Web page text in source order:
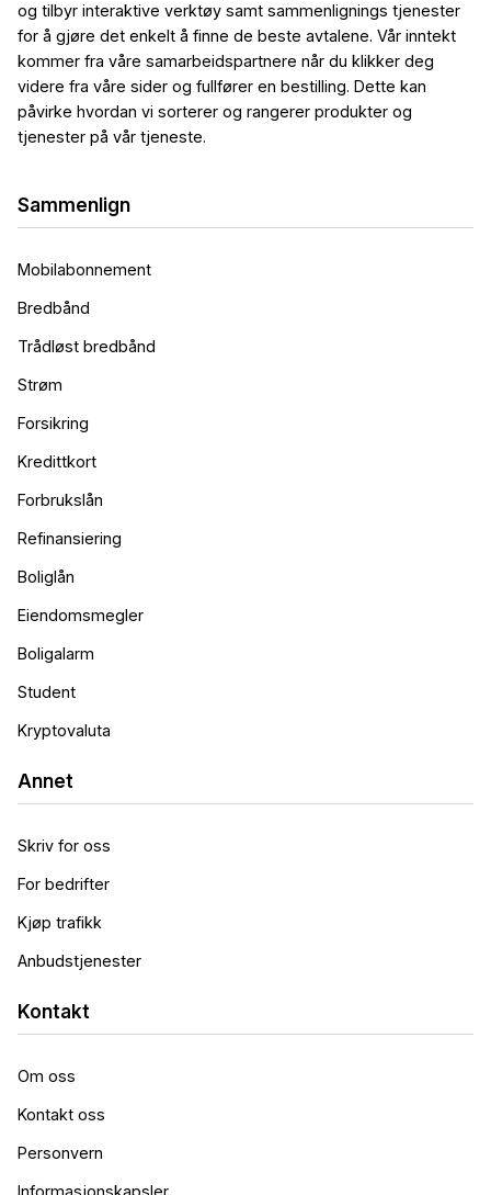
Boliglån Ung Medlem
4.82%
eff.rente
og tilbyr interaktive verktøy samt sammenlignings tjenester
for å gjøre det enkelt å finne de beste avtalene. Vår inntekt
kommer fra våre samarbeidspartnere når du klikker deg
videre fra våre sider og fullfører en bestilling. Dette kan
påvirke hvordan vi sorterer og rangerer produkter og
tjenester på vår tjeneste.
Sammenlign
Mobilabonnement
Bredbånd
Trådløst bredbånd
Strøm
Forsikring
Kredittkort
Forbrukslån
Refinansiering
Boliglån
Eiendomsmegler
Boligalarm
Student
Kryptovaluta
Annet
Skriv for oss
For bedrifter
Kjøp trafikk
Anbudstjenester
Kontakt
Om oss
Kontakt oss
Personvern
Informasjonskapsler